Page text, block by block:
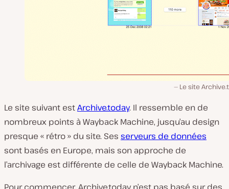
Le site
Le site suivant estArchive.today. Il ressemble en de
nombreux points à Wayback Machine, jusqu’au design
presque « rétro » du site. Ses serveurs de données
sont basés en Europe, mais son approche de
l’archivage est différente de celle de Wayback Machine.
Pour commencer, Archive.today n’est pas basé sur des